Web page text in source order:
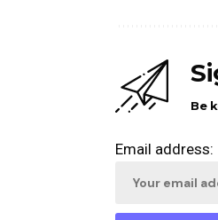
Be
Email address: